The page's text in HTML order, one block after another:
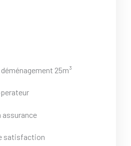
25m³
satisfaction